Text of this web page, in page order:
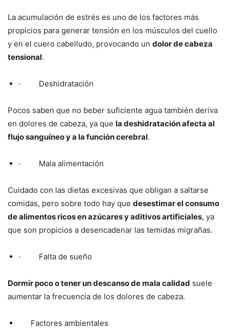
La acumulación de estrés es uno de los factores más
propicios para generar tensión en los músculos del cuello
y en el cuero cabelludo, provocando un dolor de cabeza
tensional.
· Deshidratación
Pocos saben que no beber suficiente agua también deriva
en dolores de cabeza, ya que la deshidratación afecta al
flujo sanguíneo y a la función cerebral.
· Mala alimentación
Cuidado con las dietas excesivas que obligan a saltarse
comidas, pero sobre todo hay que desestimar el consumo
de alimentos ricos en azúcares y aditivos artificiales, ya
que son propicios a desencadenar las temidas migrañas.
· Falta de sueño
Dormir poco o tener un descanso de mala calidad suele
aumentar la frecuencia de los dolores de cabeza.
Factores ambientales